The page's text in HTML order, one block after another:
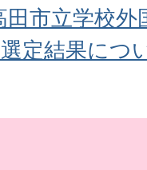
市立学校外
定結果につ